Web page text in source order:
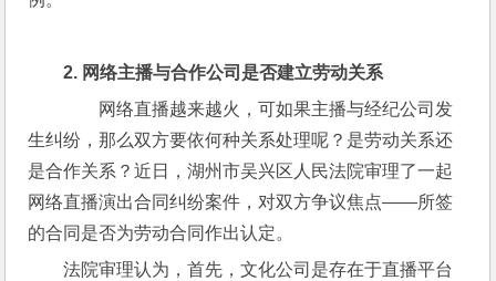
2. 网络主播与合作公司是否建立劳动关系
网络直播越来越火，可如果主播与经纪公司发
生纠纷，那么双方要依何种关系处理呢？是劳动关系还
是合作关系？近日，湖州市吴兴区人民法院审理了一起
网络直播演出合同纠纷案件，对双方争议焦点——所签
的合同是否为劳动合同作出认定。
法院审理认为，首先，文化公司是存在于直播平台